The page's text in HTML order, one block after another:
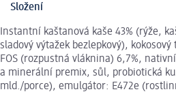
Složení
Instantní kaštanová kaše 43% (rýže,
sladový výtažek bezlepkový),
FOS (rozpustná vláknina) 6,7%,
a minerální premix, sůl, probiotická
mld./porce), emulgátor: E472e